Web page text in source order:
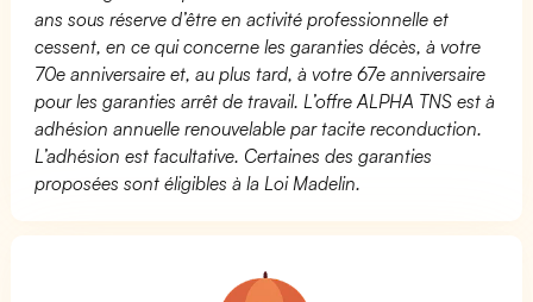
ans sous réserve d’être en activité professionnelle et
cessent, en ce qui concerne les garanties décès, à votre
70e anniversaire et, au plus tard, à votre 67e anniversaire
pour les garanties arrêt de travail. L’offre ALPHA TNS est à
adhésion annuelle renouvelable par tacite reconduction.
L’adhésion est facultative. Certaines des garanties
proposées sont éligibles à la Loi Madelin.